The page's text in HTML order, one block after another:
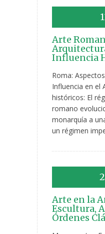
Arte
Influencia
Roma:
Influencia en el
históricos: El
romano
monarquía a
un régimen
Arte en la
Escultura,
Órdenes